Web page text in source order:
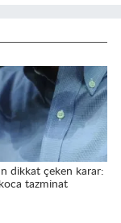
dikkat çeken karar:
tazminat